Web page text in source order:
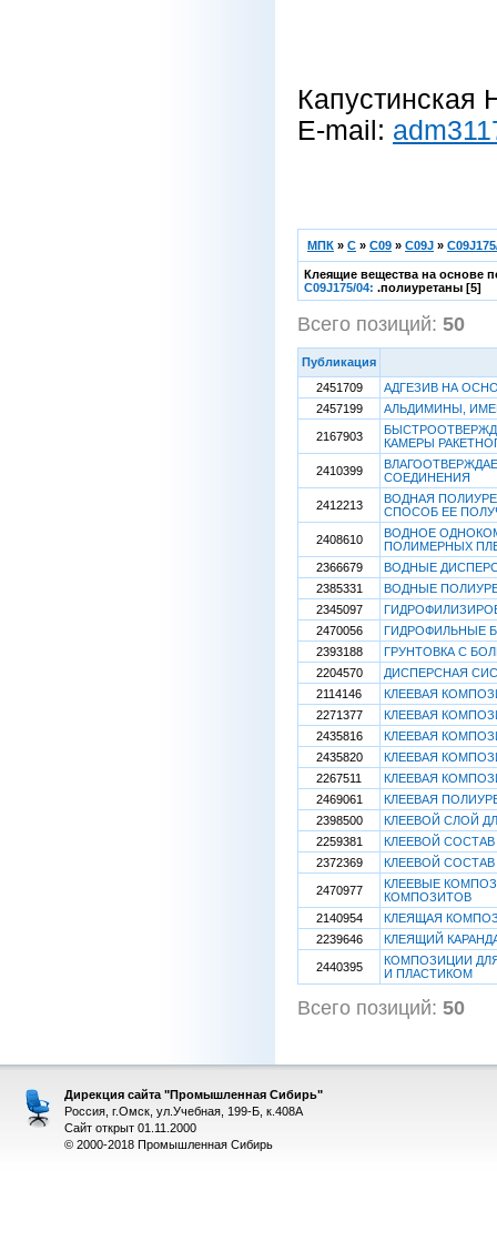
Капустинская
E-mail:
МПК » C » C09 » C09J »
Клеящие вещества на основе
C09J175/04: .полиуретаны [5]
Всего позиций: 50
Публикация
2451709
АДГЕЗИВ НА
2457199
АЛЬДИМИНЫ,
2167903
КАМЕРЫ
2410399
СОЕДИНЕНИЯ
2412213
ВОДНАЯ
СПОСОБ ЕЕ
2408610
ВОДНОЕ
ПОЛИМЕРНЫХ
2366679
ВОДНЫЕ
2385331
ВОДНЫЕ
2345097
2470056
ГИДРОФИЛЬНЫЕ
2393188
ГРУНТОВКА С
2204570
ДИСПЕРСНАЯ
2114146
КЛЕЕВАЯ
2271377
КЛЕЕВАЯ
2435816
КЛЕЕВАЯ
2435820
КЛЕЕВАЯ
2267511
КЛЕЕВАЯ
2469061
КЛЕЕВАЯ
2398500
КЛЕЕВОЙ СЛОЙ
2259381
КЛЕЕВОЙ СОСТАВ
2372369
КЛЕЕВОЙ СОСТАВ
2470977
КЛЕЕВЫЕ
КОМПОЗИТОВ
2140954
КЛЕЯЩАЯ
2239646
КЛЕЯЩИЙ
2440395
КОМПОЗИЦИИ
И ПЛАСТИКОМ
Всего позиций: 50
Дирекция сайта "Промышленная Сибирь"
Россия, г.Омск, ул.Учебная, 199-Б, к.408А
Сайт открыт 01.11.2000
© 2000-2018 Промышленная Сибирь